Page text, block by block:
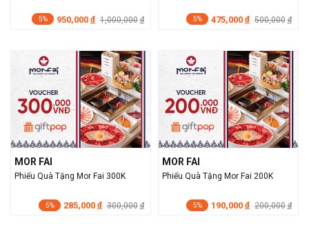
5% 950,000 đ 1,000,000 đ 5% 475,000 đ 500,000 đ
MOR FAI
Phiếu Quà Tặng Mor Fai 300K
5% 285,000 đ 300,000 đ
MOR FAI
Phiếu Quà Tặng Mor Fai 200K
5% 190,000 đ 200,000 đ